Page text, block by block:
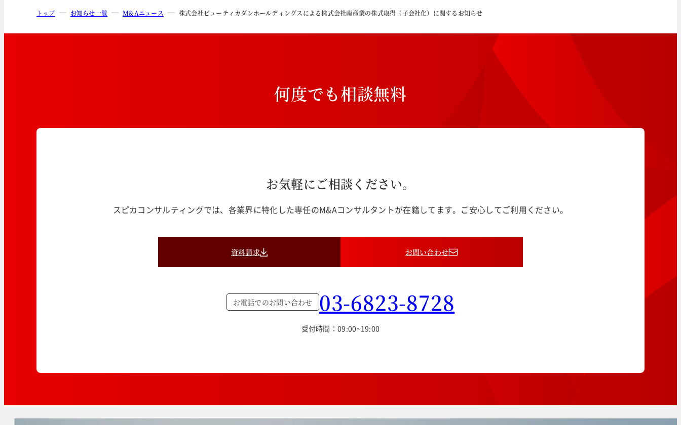
トップ お知らせ一覧 M&Aニュース 株式会社ビューティカダンホールディングスによる株式会社南産業の株式取得（子会社化）に関するお知らせ
何度でも相談無料
お気軽にご相談ください。
スピカコンサルティングでは、各業界に特化した専任のM&Aコンサルタントが在籍してます。ご安心してご利用ください。
資料請求 お問い合わせ
お電話でのお問い合わせ 03-6823-8728
受付時間：09:00~19:00